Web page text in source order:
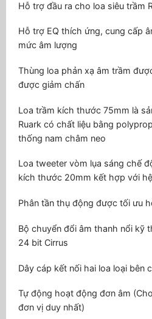
Hỗ trợ đầu ra cho loa siêu trầm
Hỗ trợ EQ thích ứng, cung cấp
mức âm lượng
Thùng loa phản xạ âm trầm
được giảm chấn
Loa trầm kích thước 75mm là
Ruark có chất liệu bằng
thống nam châm neo
Loa tweeter vòm lụa sáng chế
kích thước 20mm kết hợp với
Phân tần thụ động được tối ưu
Bộ chuyển đổi âm thanh nổi kỹ
24 bit Cirrus
Dây cáp kết nối hai loa loại bên
Tự động hoạt động đơn âm
đơn vị duy nhất)